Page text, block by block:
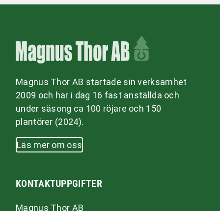
Magnus Thor AB startade sin verksamhet
2009 och har i dag 16 fast anställda och
under säsong ca 100 röjare och 150
plantörer (2024).
Läs mer om oss
KONTAKTUPPGIFTER
Magnus Thor AB